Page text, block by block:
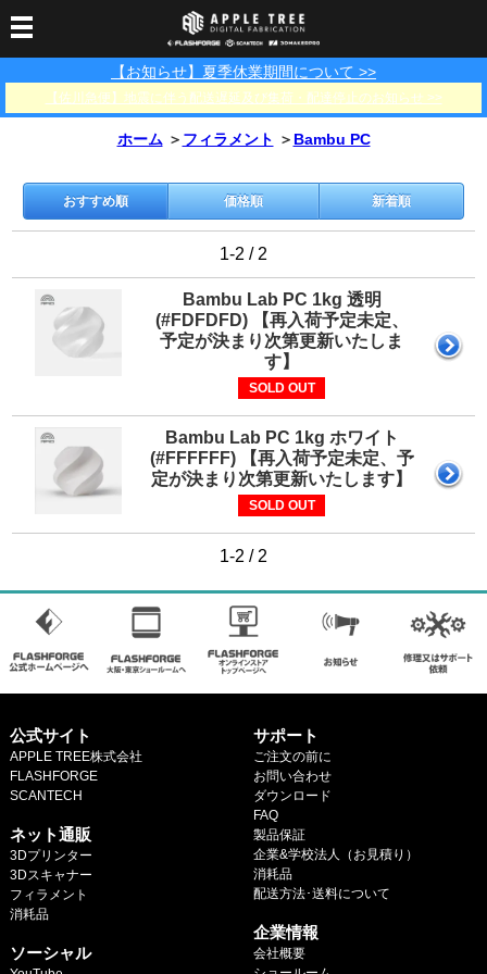
【お知らせ】夏季休業期間について >>
【佐川急便】地震に伴う配送遅延及び集荷・配達停止のお知らせ >>
3Dプリンター
3Dプリンター一覧 FLASHFORGE Bambu Lab
3Dスキャナー
3DMakerpro
フィラメント一覧 FLASHFORGE Bambu Lab
FusRock その他
光造形用レジン
DLP用レジン LCD用レジン エキマテ レジン
消耗品
部品
工具類
その他
フィラメント乾燥・防
フィラメント保管用乾
PP用タックシート
在庫処分セール
サポート
ダウンロード
ショールーム
オフィシャルサイト
法人窓口
マイページ
ホーム ＞ フィラメント ＞ Bambu PC
おすすめ順 価格順 新着順
1-2 / 2
Bambu Lab PC 1kg 透明
(#FDFDFD) 【再入荷予定未定、
予定が決まり次第更新いたしま
す】
SOLD OUT
Bambu Lab PC 1kg ホワイト
(#FFFFFF) 【再入荷予定未定、予
定が決まり次第更新いたします】
SOLD OUT
1-2 / 2
公式サイト
APPLE TREE株式会社
FLASHFORGE
SCANTECH
ネット通販
3Dプリンター
3Dスキャナー
フィラメント
消耗品
ソーシャル
サポート
ご注文の前に
お問い合わせ
ダウンロード
FAQ
製品保証
企業&学校法人（お見積り）
消耗品
配送方法･送料について
企業情報
会社概要